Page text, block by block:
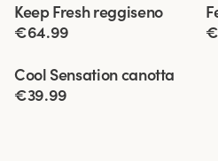
Spalline incrociabili
Keep Fresh reggiseno
€64.99
Cool Sensation canotta
€39.99